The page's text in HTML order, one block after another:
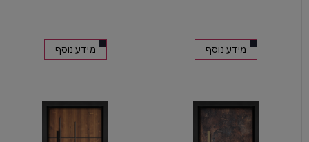
מידע נוסף מידע נוסף